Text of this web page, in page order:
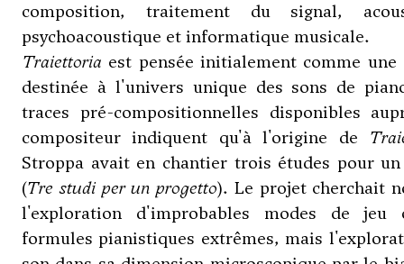
composition, traitement du signal,
psychoacoustique et informatique musicale.
Traiettoria est pensée initialement comme
destinée à l'univers unique des sons de
traces pré-compositionnelles disponibles
compositeur indiquent qu'à l'origine de
Stroppa avait en chantier trois études pour
(Tre studi per un progetto). Le projet cherchait
l'exploration d'improbables modes de jeu
formules pianistiques extrêmes, mais